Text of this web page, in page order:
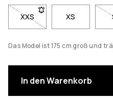
XXS- Größe XXS nicht
XS
Das Model ist 175 cm groß und
In den Warenkorb